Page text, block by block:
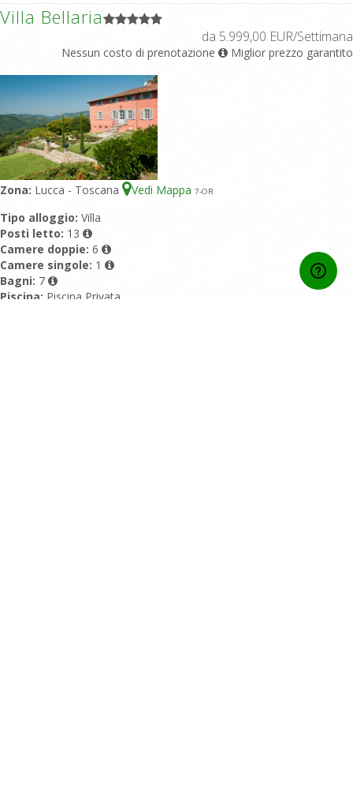
Villa Bellaria
da 5.999,00 EUR/Settimana
Nessun costo di prenotazione Miglior prezzo garantito
Zona: Lucca - Toscana Vedi Mappa 7-OR
Tipo alloggio: Villa
Posti letto: 13
Camere doppie: 6
Camere singole: 1
Bagni: 7
Piscina: Piscina Privata